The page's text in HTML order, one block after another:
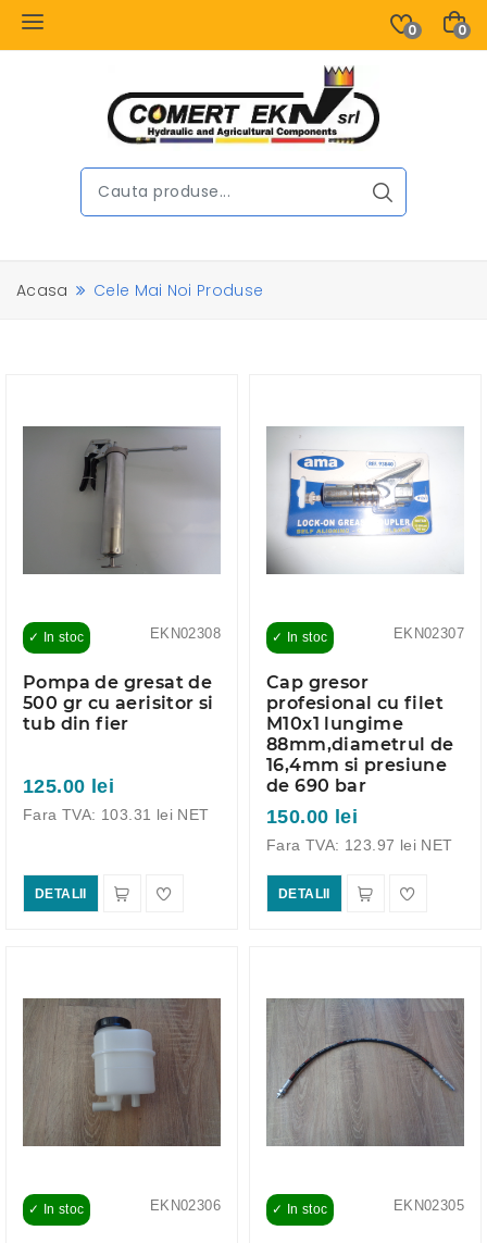
0 0
Acasa Cele Mai Noi Produse
EKN02308
✓ In stoc
Pompa de gresat de
500 gr cu aerisitor si
tub din fier
125.00 lei
Fara TVA: 103.31 lei NET
DETALII
EKN02307
✓ In stoc
Cap gresor
profesional cu filet
M10x1 lungime
88mm,diametrul de
16,4mm si presiune
de 690 bar
150.00 lei
Fara TVA: 123.97 lei NET
DETALII
EKN02306
✓ In stoc EKN02305
✓ In stoc